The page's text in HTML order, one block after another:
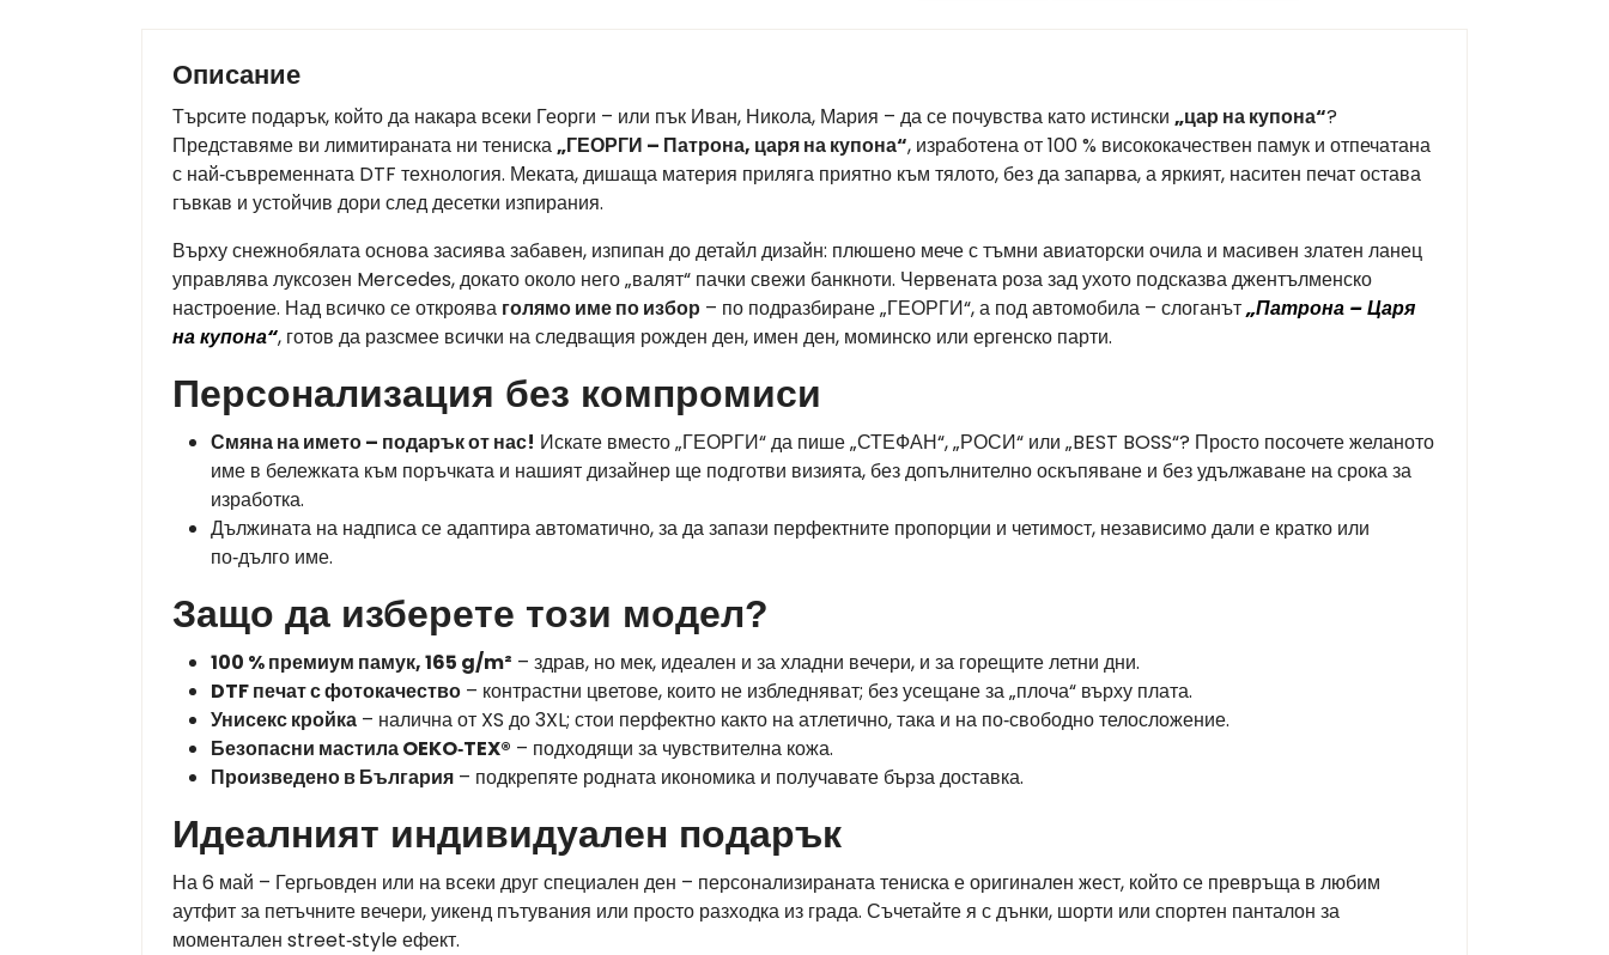
Описание
Търсите подарък, който да накара всеки Георги – или пък Иван, Никола, Мария – да се почувства като истински „цар на купона“?
Представяме ви лимитираната ни тениска„ГЕОРГИ – Патрона, царя на купона“, изработена от 100 % висококачествен памук и отпечатана
с най‑съвременната DTF технология. Меката, дишаща материя приляга приятно към тялото, без да запарва, а яркият, наситен печат остава
гъвкав и устойчив дори след десетки изпирания.
Върху снежнобялата основа засиява забавен, изпипан до детайл дизайн: плюшено мече с тъмни авиаторски очила и масивен златен ланец
управлява луксозен Mercedes, докато около него „валят“ пачки свежи банкноти. Червената роза зад ухото подсказва джентълменско
настроение. Над всичко се откроява голямо име по избор – по подразбиране „ГЕОРГИ“, а под автомобила – слоганът„Патрона – Царя
на купона“, готов да разсмее всички на следващия рожден ден, имен ден, моминско или ергенско парти.
Персонализация без компромиси
Смяна на името – подарък от нас! Искате вместо „ГЕОРГИ“ да пише „СТЕФАН“, „РОСИ“ или „BEST BOSS“? Просто посочете желаното
име в бележката към поръчката и нашият дизайнер ще подготви визията, без допълнително оскъпяване и без удължаване на срока за
изработка.
Дължината на надписа се адаптира автоматично, за да запази перфектните пропорции и четимост, независимо дали е кратко или
по‑дълго име.
Защо да изберете този модел?
100 % премиум памук, 165 g/m² – здрав, но мек, идеален и за хладни вечери, и за горещите летни дни.
DTF печат с фотокачество – контрастни цветове, които не избледняват; без усещане за „плоча“ върху плата.
Унисекс кройка – налична от XS до 3XL; стои перфектно както на атлетично, така и на по‑свободно телосложение.
Безопасни мастила OEKO‑TEX® – подходящи за чувствителна кожа.
Произведено в България – подкрепяте родната икономика и получавате бърза доставка.
Идеалният индивидуален подарък
На 6 май – Гергьовден или на всеки друг специален ден – персонализираната тениска е оригинален жест, който се превръща в любим
аутфит за петъчните вечери, уикенд пътувания или просто разходка из града. Съчетайте я с дънки, шорти или спортен панталон за
моментален street‑style ефект.